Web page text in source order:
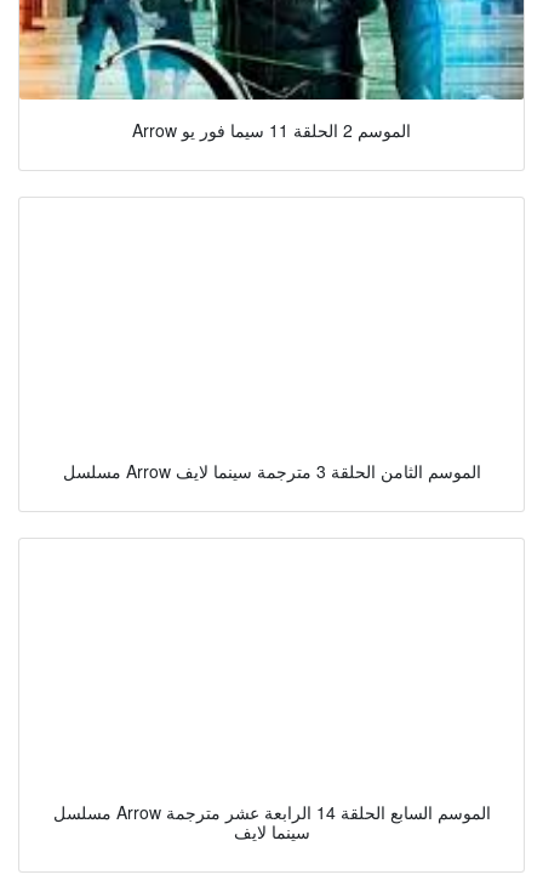
Arrow الموسم 2 الحلقة 11 سيما فور يو
مسلسل Arrow الموسم الثامن الحلقة 3 مترجمة سينما لايف
مسلسل Arrow الموسم السابع الحلقة 14 الرابعة عشر مترجمة
سينما لايف